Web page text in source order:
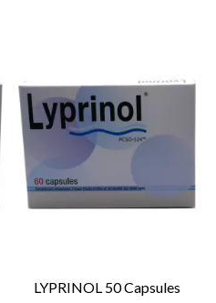
LYPRINOL 50 Capsules